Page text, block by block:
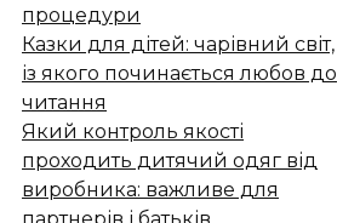
процедури
Казки для дітей: чарівний світ,
із якого починається любов до
читання
Який контроль якості
проходить дитячий одяг від
виробника: важливе для